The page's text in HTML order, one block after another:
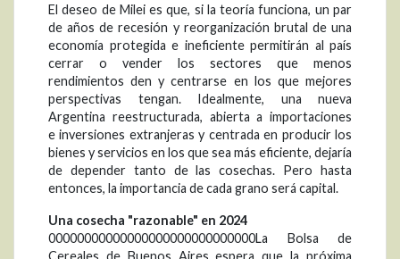
El deseo de Milei es que, si la teoría funciona, un par
de años de recesión y reorganización brutal de una
economía protegida e ineficiente permitirán al país
cerrar o vender los sectores que menos
rendimientos den y centrarse en los que mejores
perspectivas tengan. Idealmente, una nueva
Argentina reestructurada, abierta a importaciones
e inversiones extranjeras y centrada en producir los
bienes y servicios en los que sea más eficiente, dejaría
de depender tanto de las cosechas. Pero hasta
entonces, la importancia de cada grano será capital.
Una cosecha "razonable" en 2024
00000000000000000000000000000La Bolsa de
Cereales de Buenos Aires espera que la próxima